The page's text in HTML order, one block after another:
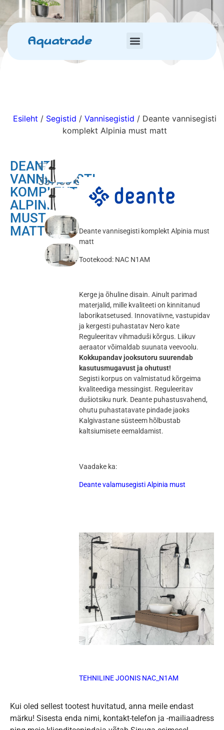
Aquatrade
Esileht / Segistid / Vannisegistid / Deante vannisegisti
komplekt Alpinia must matt
DEANTE
VANNISEGISTI
KOMPLEKT
ALPINIA
MUST
MATT
375.00
337.50€
Deante vannisegisti komplekt Alpinia must
matt
Tootekood: NAC N1AM
Kerge ja õhuline disain. Ainult parimad
materjalid, mille kvaliteeti on kinnitanud
laborikatsetused. Innovatiivne, vastupidav
ja kergesti puhastatav Nero kate
Reguleeritav vihmaduši kõrgus. Liikuv
aeraator võimaldab suunata veevoolu.
Kokkupandav jooksutoru suurendab
kasutusmugavust ja ohutust!
Segisti korpus on valmistatud kõrgeima
kvaliteediga messingist. Reguleeritav
dušiotsiku nurk. Deante puhastusvahend,
ohutu puhastatavate pindade jaoks
Kalgivastane süsteem hõlbustab
kaltsiumisete eemaldamist.
Vaadake ka:
Deante valamusegisti Alpinia must
TEHNILINE JOONIS NAC_N1AM
Kui oled sellest tootest huvitatud, anna meile endast
märku! Sisesta enda nimi, kontakt-telefon ja -mailiaadress